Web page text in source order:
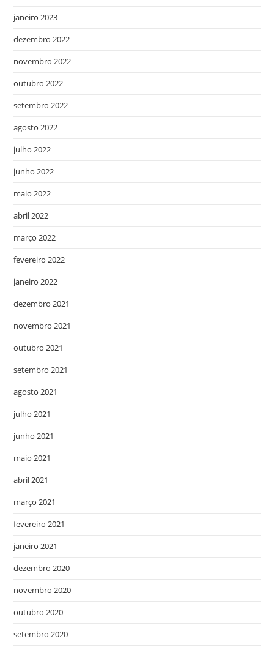
janeiro 2023
dezembro 2022
novembro 2022
outubro 2022
setembro 2022
agosto 2022
julho 2022
junho 2022
maio 2022
abril 2022
março 2022
fevereiro 2022
janeiro 2022
dezembro 2021
novembro 2021
outubro 2021
setembro 2021
agosto 2021
julho 2021
junho 2021
maio 2021
abril 2021
março 2021
fevereiro 2021
janeiro 2021
dezembro 2020
novembro 2020
outubro 2020
setembro 2020